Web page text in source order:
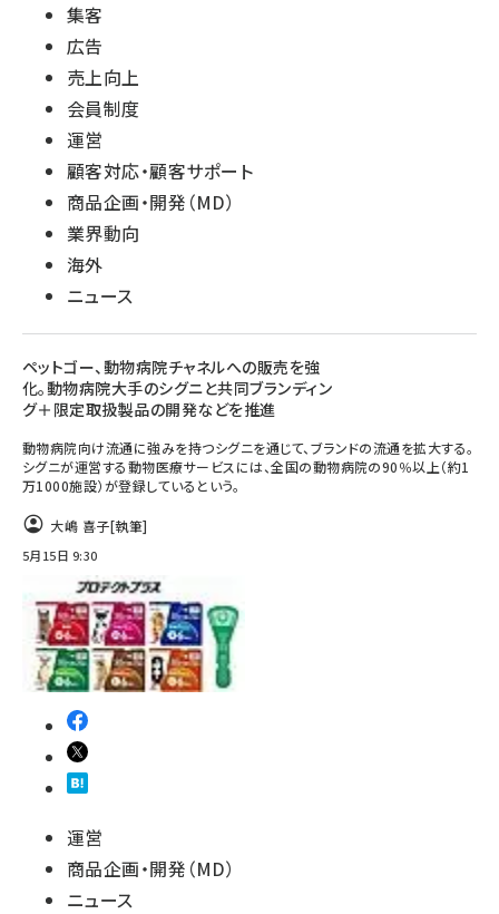
集客
広告
売上向上
会員制度
運営
顧客対応・顧客サポート
商品企画・開発（MD）
業界動向
海外
ニュース
ペットゴー、動物病院チャネルへの販売を強
化。動物病院大手のシグニと共同ブランディン
グ＋限定取扱製品の開発などを推進
動物病院向け流通に強みを持つシグニを通じて、ブランドの流通を拡大する。
シグニが運営する動物医療サービスには、全国の動物病院の90％以上（約1
万1000施設）が登録しているという。
大嶋 喜子[執筆]
5月15日 9:30
運営
商品企画・開発（MD）
ニュース